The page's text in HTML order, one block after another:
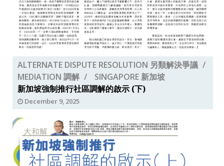
ALTERNATE DISPUTE RESOLUTION 另類解決爭議
MEDIATION 調解
SINGAPORE 新加坡
新加坡強制推行社區調解的啟示 (下)
December 9, 2025